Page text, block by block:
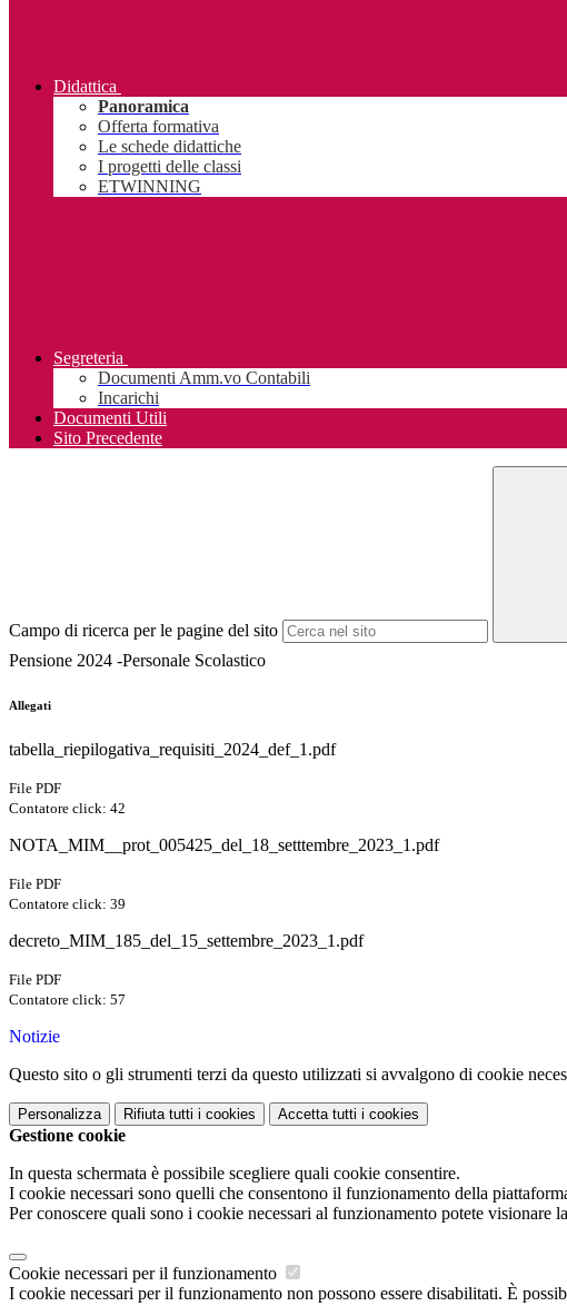
Didattica
Panoramica
Offerta formativa
Le schede didattiche
I progetti delle classi
ETWINNING
Segreteria
Documenti Amm.vo Contabili
Incarichi
Documenti Utili
Sito Precedente
Campo di ricerca per le pagine del sito
Pensione 2024 -Personale Scolastico
Allegati
tabella_riepilogativa_requisiti_2024_def_1.pdf
File PDF
Contatore click: 42
NOTA_MIM__prot_005425_del_18_setttembre_2023_1.pdf
File PDF
Contatore click: 39
decreto_MIM_185_del_15_settembre_2023_1.pdf
File PDF
Contatore click: 57
Notizie
Questo sito o gli strumenti terzi da questo utilizzati si avvalgono di cookie
Personalizza Rifiuta tutti i cookies Accetta tutti i cookies
Gestione cookie
In questa schermata è possibile scegliere quali cookie consentire.
I cookie necessari sono quelli che consentono il funzionamento della
Per conoscere quali sono i cookie necessari al funzionamento potete visionare la
Cookie necessari per il funzionamento
I cookie necessari per il funzionamento non possono essere disabilitati. È